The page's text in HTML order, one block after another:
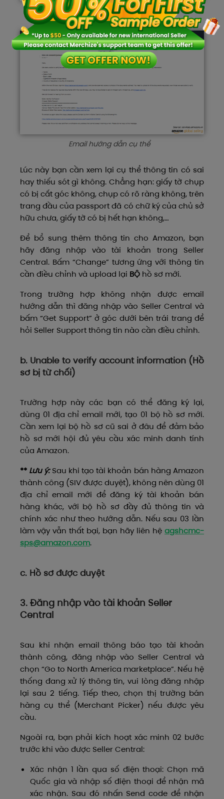
Email thông tin chung
Email hướng dẫn cụ thể
Lúc này bạn cần xem lại cụ thể thông tin có sai
hay thiếu sót gì không. Chẳng hạn: giấy tờ chụp
có bị cắt góc không, chụp có rõ ràng không, trên
trang đầu của passport đã có chữ ký của chủ sở
hữu chưa, giấy tờ có bị hết hạn không,…
Để bổ sung thêm thông tin cho Amazon, bạn
hãy đăng nhập vào tài khoản trong Seller
Central. Bấm “Change” tương ứng với thông tin
cần điều chỉnh và upload lại BỘ hồ sơ mới.
Trong trường hợp không nhận được email
hướng dẫn thì đăng nhập vào Seller Central và
bấm “Get Support” ở góc dưới bên trái trang để
hỏi Seller Support thông tin nào cần điều chỉnh.
b. Unable to verify account information (Hồ
sơ bị từ chối)
Trường hợp này các bạn có thể đăng ký lại,
dùng 01 địa chỉ email mới, tạo 01 bộ hồ sơ mới.
Cần xem lại bộ hồ sơ cũ sai ở đâu để đảm bảo
hồ sơ mới hội đủ yêu cầu xác minh danh tính
của Amazon.
** Lưu ý:Sau khi tạo tài khoản bán hàng Amazon
thành công (SIV được duyệt), không nên dùng 01
địa chỉ email mới để đăng ký tài khoản bán
hàng khác, với bộ hồ sơ đầy đủ thông tin và
chính xác như theo hướng dẫn. Nếu sau 03 lần
làm vậy vẫn thất bại, bạn hãy liên hệ agshcmc-
sps@amazon.com.
c. Hồ sơ được duyệt
3. Đăng nhập vào tài khoản Seller
Central
Sau khi nhận email thông báo tạo tài khoản
thành công, đăng nhập vào Seller Central và
chọn “Go to North America marketplace”. Nếu hệ
thống đang xử lý thông tin, vui lòng đăng nhập
lại sau 2 tiếng. Tiếp theo, chọn thị trường bán
hàng cụ thể (Merchant Picker) nếu được yêu
cầu.
Ngoài ra, bạn phải kích hoạt xác minh 02 bước
trước khi vào được Seller Central:
Xác nhận 1 lần qua số điện thoại: Chọn mã
Quốc gia và nhập số điện thoại để nhận mã
xác nhận. Sau đó nhấn Send code để nhận